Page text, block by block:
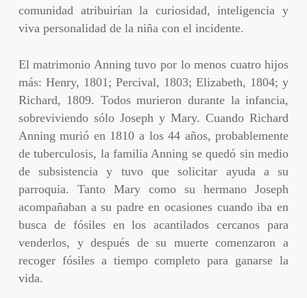
comunidad atribuirían la curiosidad, inteligencia y
viva personalidad de la niña con el incidente.
El matrimonio Anning tuvo por lo menos cuatro hijos
más: Henry, 1801; Percival, 1803; Elizabeth, 1804; y
Richard, 1809. Todos murieron durante la infancia,
sobreviviendo sólo Joseph y Mary. Cuando Richard
Anning murió en 1810 a los 44 años, probablemente
de tuberculosis, la familia Anning se quedó sin medio
de subsistencia y tuvo que solicitar ayuda a su
parroquia. Tanto Mary como su hermano Joseph
acompañaban a su padre en ocasiones cuando iba en
busca de fósiles en los acantilados cercanos para
venderlos, y después de su muerte comenzaron a
recoger fósiles a tiempo completo para ganarse la
vida.